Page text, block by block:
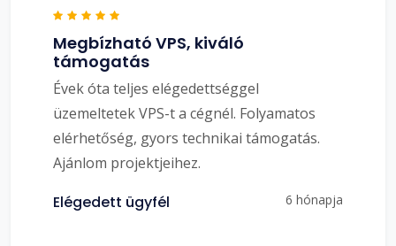
Megbízható VPS, kiváló
támogatás
Évek óta teljes elégedettséggel
üzemeltetek VPS-t a cégnél. Folyamatos
elérhetőség, gyors technikai támogatás.
Ajánlom projektjeihez.
Elégedett ügyfél 6 hónapja